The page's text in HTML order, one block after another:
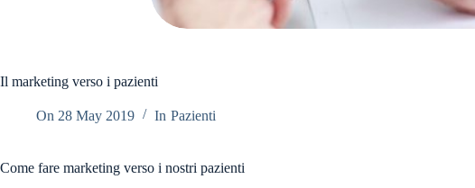
Il marketing verso i pazienti
On 28 May 2019 In Pazienti
Come fare marketing verso i nostri pazienti